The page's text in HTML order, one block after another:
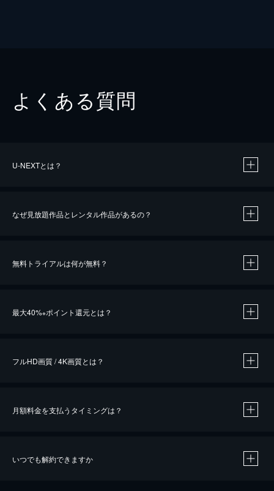
よくある質問
U-NEXTとは？
なぜ見放題作品とレンタル作品があるの？
無料トライアルは何が無料？
最大40%※ポイント還元とは？
※40％ポイント還元の対象は、クレジットカード決済による作品の購入 / レンタルです。
フルHD画質 / 4K画質とは？
月額料金を支払うタイミングは？
いつでも解約できますか